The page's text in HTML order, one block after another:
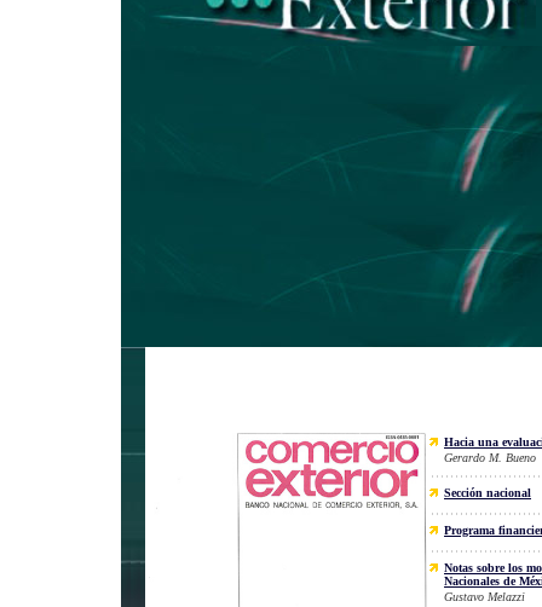
Hacia una
Gerardo M. Bueno
Sección nacional
Programa
Notas sobre los
Nacionales de
Gustavo Melazzi